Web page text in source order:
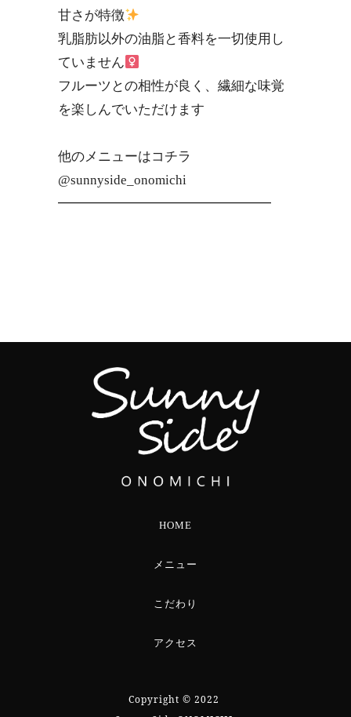
甘さが特徴
乳脂肪以外の油脂と香料を一切使用し
ていません‍
フルーツとの相性が良く、繊細な味覚
を楽しんでいただけます
他のメニューは️️コチラ
@sunnyside_onomichi
━━━━━━━━━━━━━━━━
HOME
メニュー
こだわり
アクセス
Copyright © 2022